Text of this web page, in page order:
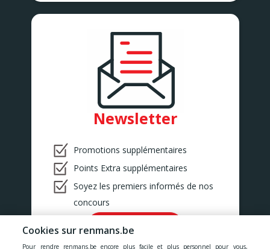
Newsletter
Promotions supplémentaires
Points Extra supplémentaires
Soyez les premiers informés de nos
concours
Cookies sur renmans.be
Pour rendre renmans.be encore plus facile et plus personnel pour vous,